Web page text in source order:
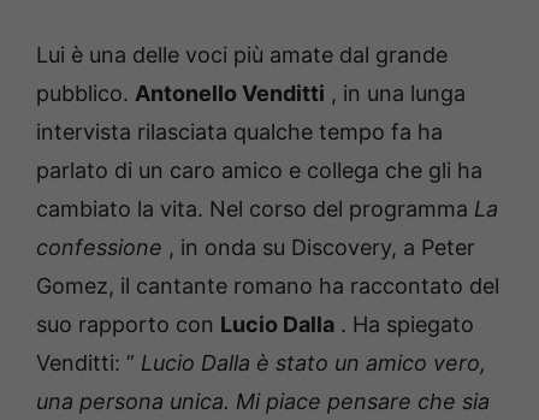
Lui è una delle voci più amate dal grande
pubblico. Antonello Venditti , in una lunga
intervista rilasciata qualche tempo fa ha
parlato di un caro amico e collega che gli ha
cambiato la vita. Nel corso del programma La
confessione , in onda su Discovery, a Peter
Gomez, il cantante romano ha raccontato del
suo rapporto con Lucio Dalla . Ha spiegato
Venditti: ” Lucio Dalla è stato un amico vero,
una persona unica. Mi piace pensare che sia